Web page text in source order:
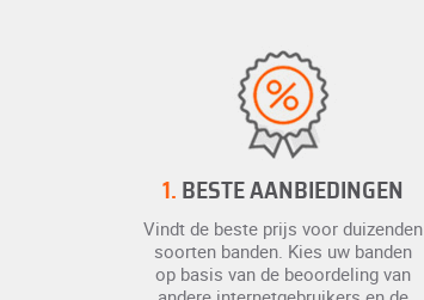
1. BESTE AANBIEDINGEN
Vindt de beste prijs voor duizenden
soorten banden. Kies uw banden
op basis van de beoordeling van